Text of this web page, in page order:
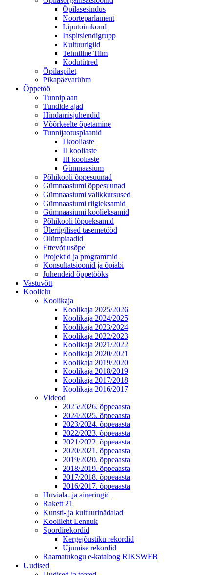
Õpilasesindus
Noorteparlament
Liputoimkond
Inspitsiendigrupp
Kultuurigild
Tehniline Tiim
Kodutütred
Õpilaspilet
Pikapäevarühm
Õppetöö
Tunniplaan
Tundide ajad
Hindamisjuhendid
Võõrkeelte õpetamine
Tunnijaotusplaanid
I kooliaste
II kooliaste
III kooliaste
Gümnaasium
Põhikooli õppesuunad
Gümnaasiumi õppesuunad
Gümnaasiumi valikkursused
Gümnaasiumi riigieksamid
Gümnaasiumi koolieksamid
Põhikooli lõpueksamid
Üleriigilised tasemetööd
Olümpiaadid
Ettevõtlusõpe
Projektid ja programmid
Konsultatsioonid ja õpiabi
Juhendeid õppetööks
Vastuvõtt
Koolielu
Koolikaja
Koolikaja 2025/2026
Koolikaja 2024/2025
Koolikaja 2023/2024
Koolikaja 2022/2023
Koolikaja 2021/2022
Koolikaja 2020/2021
Koolikaja 2019/2020
Koolikaja 2018/2019
Koolikaja 2017/2018
Koolikaja 2016/2017
Videod
2025/2026. õppeaasta
2024/2025. õppeaasta
2023/2024. õppeaasta
2022/2023. õppeaasta
2021/2022. õppeaasta
2020/2021. õppeaasta
2019/2020. õppeaasta
2018/2019. õppeaasta
2017/2018. õppeaasta
2016/2017. õppeaasta
Huviala- ja aineringid
Rakett 21
Kunsti- ja kultuurinädalad
Koolileht Lennuk
Spordirekordid
Kergejõustiku rekordid
Ujumise rekordid
Raamatukogu e-kataloog RIKSWEB
Uudised